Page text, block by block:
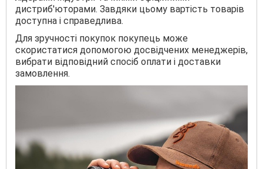
дистриб'юторами. Завдяки цьому вартість товарів
доступна і справедлива.
Для зручності покупок покупець може
скористатися допомогою досвідчених менеджерів,
вибрати відповідний спосіб оплати і доставки
замовлення.